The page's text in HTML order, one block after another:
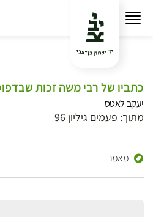
כתביו של רבי משה זכות
יעקב לאטס
מתוך: פעמים גיליון 96
מאמר